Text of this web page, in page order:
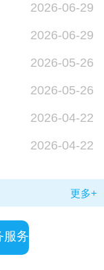
2026-06-29
2026-06-29
2026-05-26
2026-05-26
2026-04-22
2026-04-22
更多+
服务